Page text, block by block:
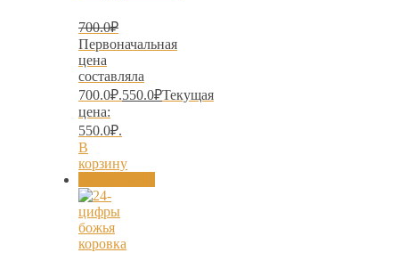
700.0₽
Первоначальная
цена
составляла
700.0₽.550.0₽Текущая
цена:
550.0₽.
В
корзину